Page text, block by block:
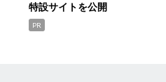
特設サイトを公開
PR